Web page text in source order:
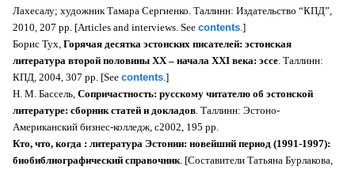
Лахесалу; художник Тамара Сергиенко. Таллинн: Издательство “КПД”,
2010, 207 pp. [Articles and interviews. See contents.]
Борис Тух, Горячая десятка эстонских писателей: эстонская
литература второй половины XX – начала XXI века: эссе. Таллинн:
КПД, 2004, 307 pp. [See contents.]
Н. М. Бассель, Сопричастность: русскому читателю об эстонской
литературе: сборник статей и докладов. Таллинн: Эстоно-
Американский бизнес-колледж, c2002, 195 pp.
Кто, что, когда : литература Эстонии: новейший период (1991-1997):
биобиблиографический справочник. [Составители Татьяна Бурлакова,